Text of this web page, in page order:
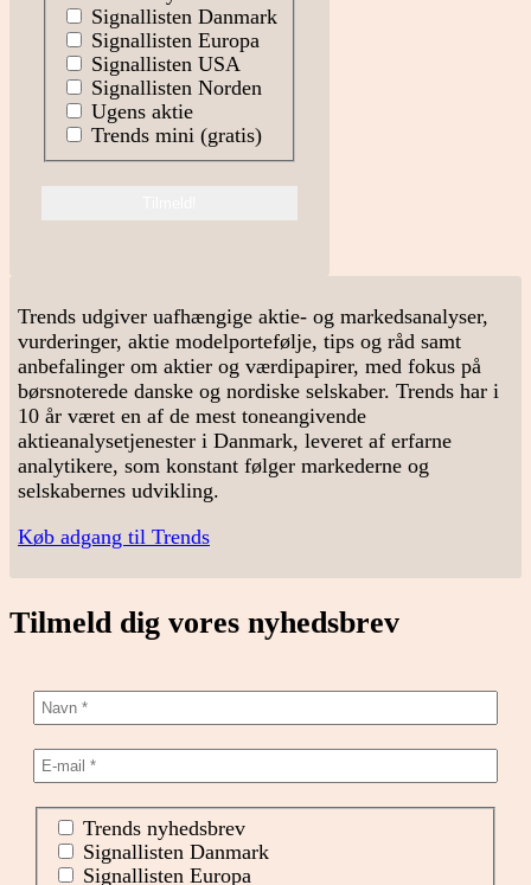
Signallisten Danmark
Signallisten Europa
Signallisten USA
Signallisten Norden
Ugens aktie
Trends mini (gratis)
Trends udgiver uafhængige aktie- og markedsanalyser,
vurderinger, aktie modelportefølje, tips og råd samt
anbefalinger om aktier og værdipapirer, med fokus på
børsnoterede danske og nordiske selskaber. Trends har i
10 år været en af de mest toneangivende
aktieanalysetjenester i Danmark, leveret af erfarne
analytikere, som konstant følger markederne og
selskabernes udvikling.
Køb adgang til Trends
Tilmeld dig vores nyhedsbrev
Trends nyhedsbrev
Signallisten Danmark
Signallisten Europa